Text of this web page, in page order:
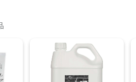
）
には、下記品番をお伝え下さい。